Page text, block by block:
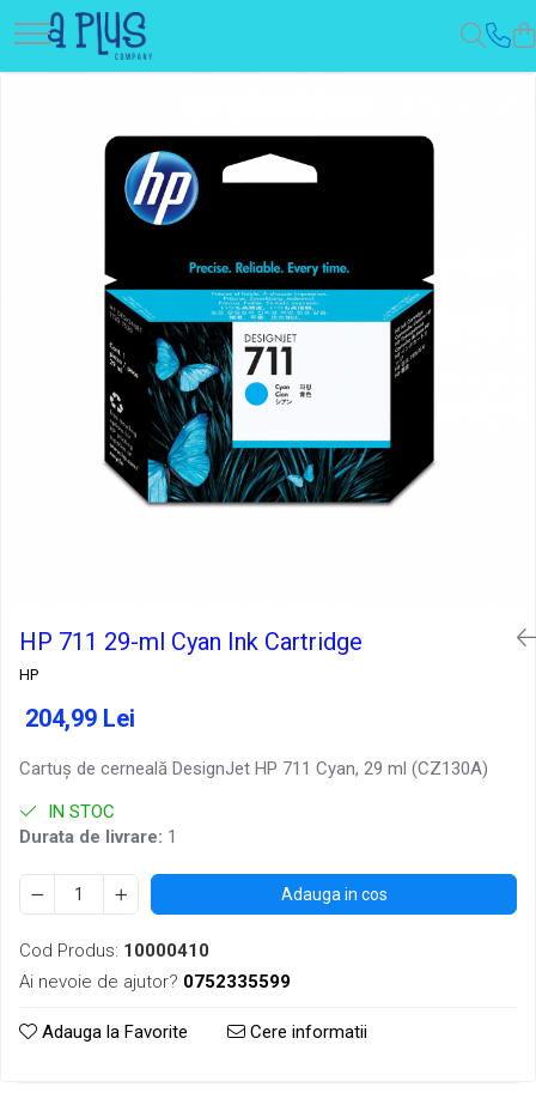
HP 711 29-ml Cyan Ink Cartridge
HP
204,99 Lei
Cartuş de cerneală DesignJet HP 711 Cyan, 29 ml (CZ130A)
IN STOC
Durata de livrare: 1
Adauga in cos
Cod Produs: 10000410
Ai nevoie de ajutor? 0752335599
Adauga la Favorite Cere informatii